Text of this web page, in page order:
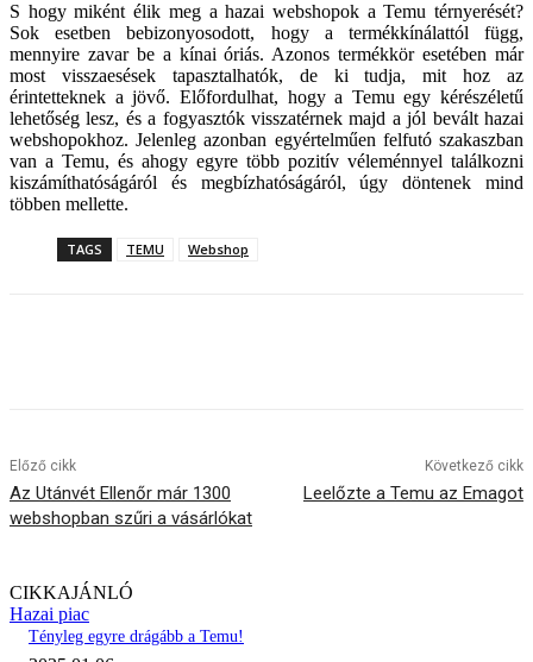
S hogy miként élik meg a hazai webshopok a Temu térnyerését?
Sok esetben bebizonyosodott, hogy a termékkínálattól függ,
mennyire zavar be a kínai óriás. Azonos termékkör esetében már
most visszaesések tapasztalhatók, de ki tudja, mit hoz az
érintetteknek a jövő. Előfordulhat, hogy a Temu egy kérészéletű
lehetőség lesz, és a fogyasztók visszatérnek majd a jól bevált hazai
webshopokhoz. Jelenleg azonban egyértelműen felfutó szakaszban
van a Temu, és ahogy egyre több pozitív véleménnyel találkozni
kiszámíthatóságáról és megbízhatóságáról, úgy döntenek mind
többen mellette.
TAGS TEMU Webshop
Előző cikk
Az Utánvét Ellenőr már 1300
webshopban szűri a vásárlókat
Következő cikk
Leelőzte a Temu az Emagot
CIKKAJÁNLÓ
Hazai piac
Tényleg egyre drágább a Temu!